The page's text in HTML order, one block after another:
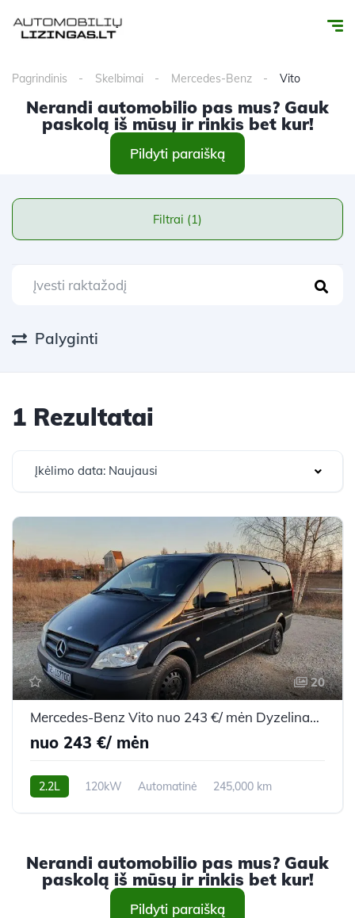
Pagrindinis Skelbimai Mercedes-Benz Vito
Nerandi automobilio pas mus? Gauk
paskolą iš mūsų ir rinkis bet kur!
Pildyti paraišką
Filtrai (1)
Palyginti
1 Rezultatai
Įkėlimo data: Naujausi
20
Mercedes-Benz Vito nuo 243 €/ mėn Dyzelinas 2014m. Keleivinis mikroautobusas Automatinė
nuo 243 €/ mėn
2.2L 120kW Automatinė
245,000 km
Nerandi automobilio pas mus? Gauk
paskolą iš mūsų ir rinkis bet kur!
Pildyti paraišką